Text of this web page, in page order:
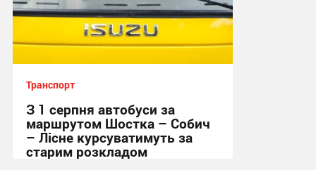
Транспорт
З 1 серпня автобуси за
маршрутом Шостка – Собич
– Лісне курсуватимуть за
старим розкладом